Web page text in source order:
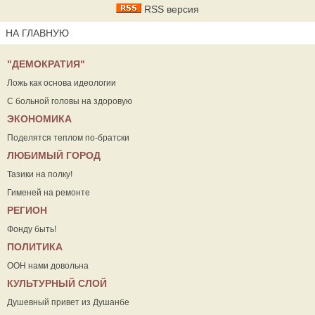
RSS версия
НА ГЛАВНУЮ
"ДЕМОКРАТИЯ"
Ложь как основа идеологии
С больной головы на здоровую
ЭКОНОМИКА
Поделятся теплом по-братски
ЛЮБИМЫЙ ГОРОД
Тазики на полку!
Гименей на ремонте
РЕГИОН
Фонду быть!
ПОЛИТИКА
ООН нами довольна
КУЛЬТУРНЫЙ СЛОЙ
Душевный привет из Душанбе